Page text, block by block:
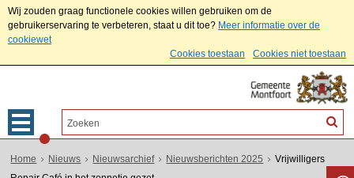
Wij zouden graag functionele cookies willen gebruiken om de
gebruikerservaring te verbeteren, staat u dit toe? Meer informatie over de
cookiewet
Cookies toestaan
Cookies niet toestaan
Home Nieuws Nieuwsarchief Nieuwsberichten 2025
Vrijwilligers